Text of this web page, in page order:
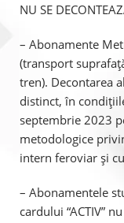
NU SE
– Abonamente
(transport
tren). Decontarea
distinct, în
septembrie 2023
metodologice
intern feroviar și
– Abonamentele
cardului “ACTIV”